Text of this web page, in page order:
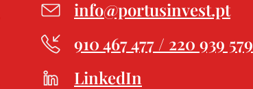
info@portusinvest.pt
910 467 477 / 220 939 579
LinkedIn